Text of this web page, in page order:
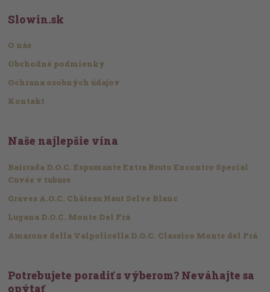
Slowin.sk
O nás
Obchodné podmienky
Ochrana osobných údajov
Kontakt
Naše najlepšie vína
Bairrada D.O.C. Espumante Extra Bruto Encontro Special
Cuvée v tubuse
Graves A.O.C. Château Haut Selve Blanc
Lugana D.O.C. Monte Del Frá
Amarone della Valpolicella D.O.C. Classico Monte del Frá
Potrebujete poradiť s výberom? Neváhajte sa
opýtať